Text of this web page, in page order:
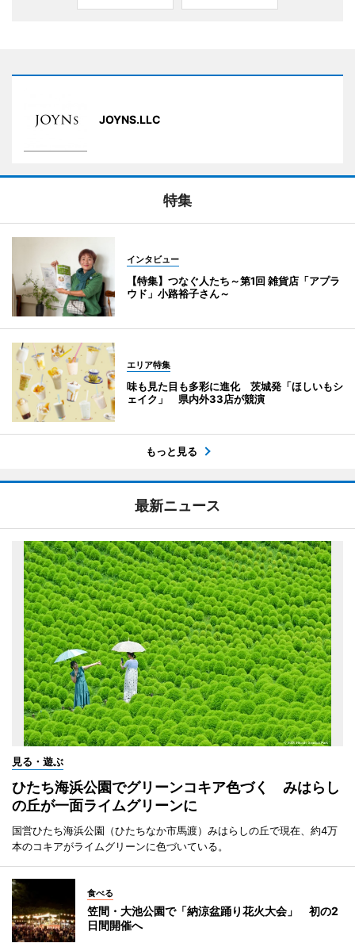
JOYNS.LLC
特集
インタビュー
【特集】つなぐ人たち～第1回 雑貨店「アプラ
ウド」小路裕子さん～
エリア特集
味も見た目も多彩に進化 茨城発「ほしいもシ
ェイク」 県内外33店が競演
もっと見る
最新ニュース
見る・遊ぶ
ひたち海浜公園でグリーンコキア色づく みはらし
の丘が一面ライムグリーンに
国営ひたち海浜公園（ひたちなか市馬渡）みはらしの丘で現在、約4万
本のコキアがライムグリーンに色づいている。
食べる
笠間・大池公園で「納涼盆踊り花火大会」 初の2
日間開催へ